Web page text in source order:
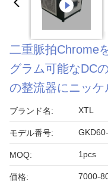
二重脈拍Chrome
グラム可能なDC
の整流器にニッケ
ブランド名: XTL
モデル番号:
MOQ: 1pcs
価格: 7000-